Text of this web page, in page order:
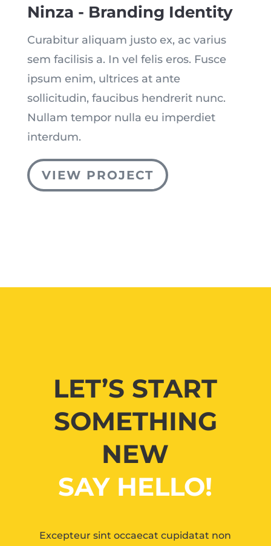
Ninza - Branding Identity
Curabitur aliquam justo ex, ac varius
sem facilisis a. In vel felis eros. Fusce
ipsum enim, ultrices at ante
sollicitudin, faucibus hendrerit nunc.
Nullam tempor nulla eu imperdiet
interdum.
VIEW PROJECT
LET’S START
SOMETHING
NEW
SAY HELLO!
Excepteur sint occaecat cupidatat non